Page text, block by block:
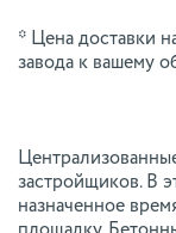
* Цена доставки
завода к вашему
застройщиков. В
назначенное